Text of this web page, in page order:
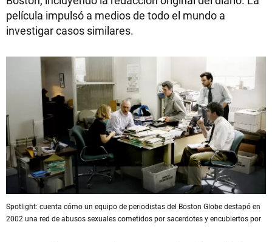
película impulsó a medios de todo el mundo a
investigar casos similares.
Spotlight: cuenta cómo un equipo de periodistas del Boston Globe destapó en
2002 una red de abusos sexuales cometidos por sacerdotes y encubiertos por